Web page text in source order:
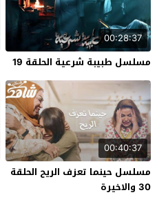
00:28:37
مسلسل طبيبة شرعية الحلقة 19
00:40:37
مسلسل حينما تعزف الريح الحلقة
30 والاخيرة